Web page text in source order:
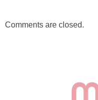
Comments are closed.